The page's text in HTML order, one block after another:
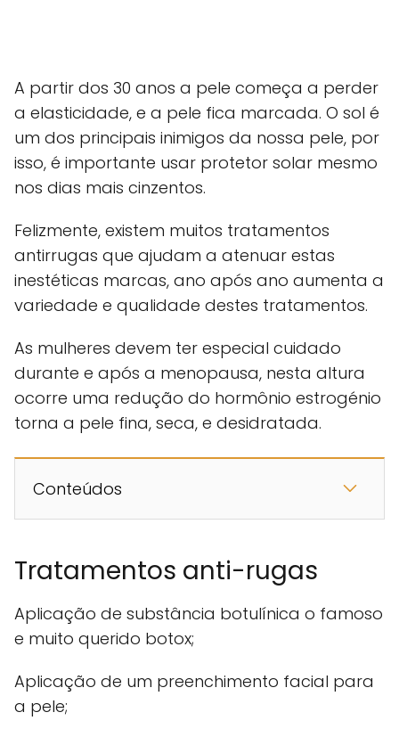
A partir dos 30 anos a pele começa a perder
a elasticidade, e a pele fica marcada. O sol é
um dos principais inimigos da nossa pele, por
isso, é importante usar protetor solar mesmo
nos dias mais cinzentos.
Felizmente, existem muitos tratamentos
antirrugas que ajudam a atenuar estas
inestéticas marcas, ano após ano aumenta a
variedade e qualidade destes tratamentos.
As mulheres devem ter especial cuidado
durante e após a menopausa, nesta altura
ocorre uma redução do hormônio estrogénio
torna a pele fina, seca, e desidratada.
Conteúdos
Tratamentos anti-rugas
Aplicação de substância botulínica o famoso
e muito querido botox;
Aplicação de um preenchimento facial para
a pele;